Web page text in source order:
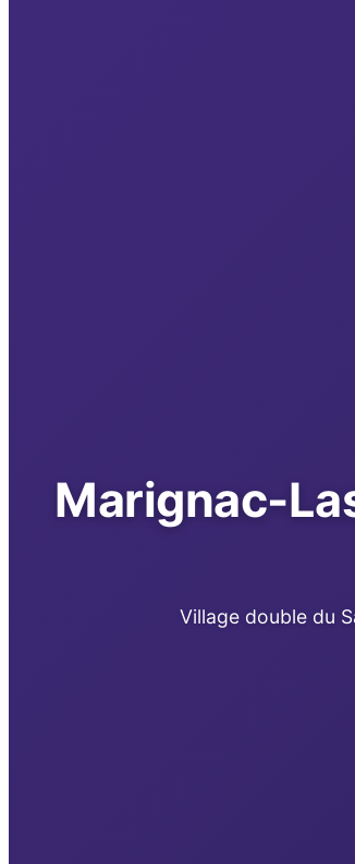
Marignac-
Village double du